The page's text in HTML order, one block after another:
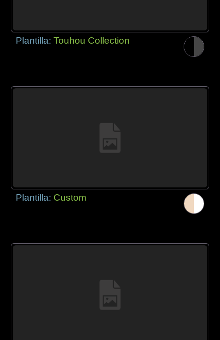
Plantilla:Touhou Collection
Plantilla: Custom